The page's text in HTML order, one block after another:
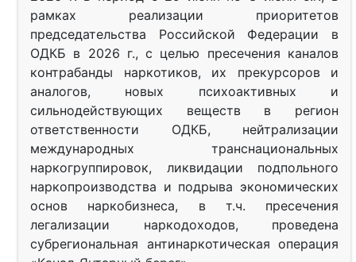
рамках реализации приоритетов
председательства Российской Федерации в
ОДКБ в 2026 г., с целью пресечения каналов
контрабанды наркотиков, их прекурсоров и
аналогов, новых психоактивных и
сильнодействующих веществ в регион
ответственности ОДКБ, нейтрализации
международных транснациональных
наркогруппировок, ликвидации подпольного
наркопроизводства и подрыва экономических
основ наркобизнеса, в т.ч. пресечения
легализации наркодоходов, проведена
субрегиональная антинаркотическая операция